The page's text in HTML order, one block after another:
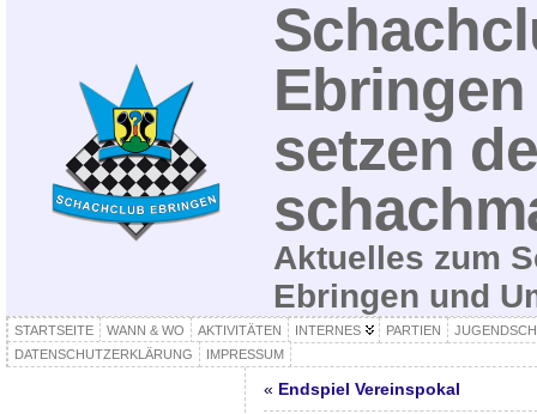
setzen
Aktuelles zum
Ebringen und
STARTSEITE WANN & WO AKTIVITÄTEN INTERNES PARTIEN
DATENSCHUTZERKLÄRUNG
IMPRESSUM
« Endspiel Vereinspokal